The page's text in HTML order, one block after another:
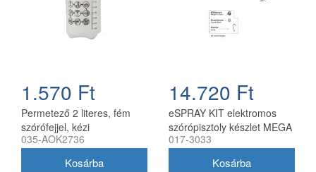
1.570 Ft
Permetező 2 literes, fém
szórófejjel, kézi
nyomáspermetező CH
035-AOK2736
14.720 Ft
eSPRAY KIT elektromos
szórópisztoly készlet MEGA
Olimpia permetezőkhöz
017-3033